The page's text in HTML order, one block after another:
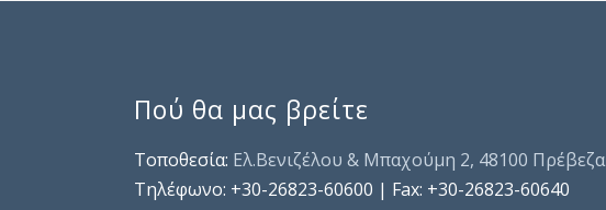
Πού θα μας βρείτε
Τοποθεσία: Ελ.Βενιζέλου & Μπαχούμη 2, 48100 Πρέβεζα
Τηλέφωνo: +30-26823-60600 | Fax: +30-26823-60640